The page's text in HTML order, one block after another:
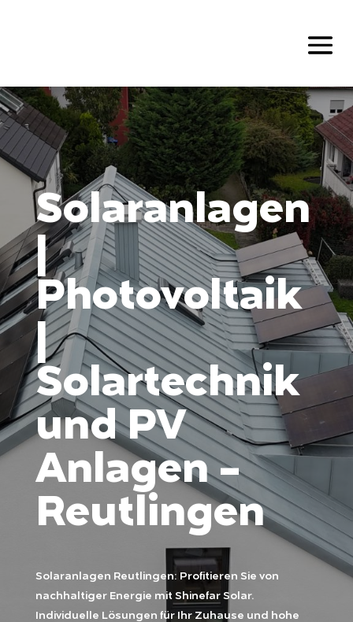
Solaranlagen
|
Photovoltaik
|
Solartechnik
und PV
Anlagen -
Reutlingen
Solaranlagen Reutlingen: Profitieren Sie von
nachhaltiger Energie mit Shinefar Solar.
Individuelle Lösungen für Ihr Zuhause und hohe